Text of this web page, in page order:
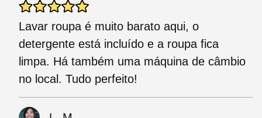
Lavar roupa é muito barato aqui, o
detergente está incluído e a roupa fica
limpa. Há também uma máquina de câmbio
no local. Tudo perfeito!